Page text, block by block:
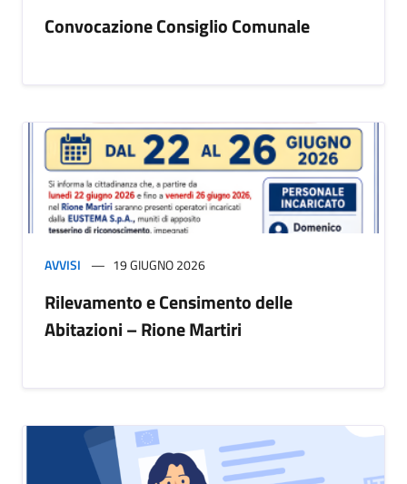
Convocazione Consiglio Comunale
AVVISI 19 GIUGNO 2026
Rilevamento e Censimento delle
Abitazioni – Rione Martiri